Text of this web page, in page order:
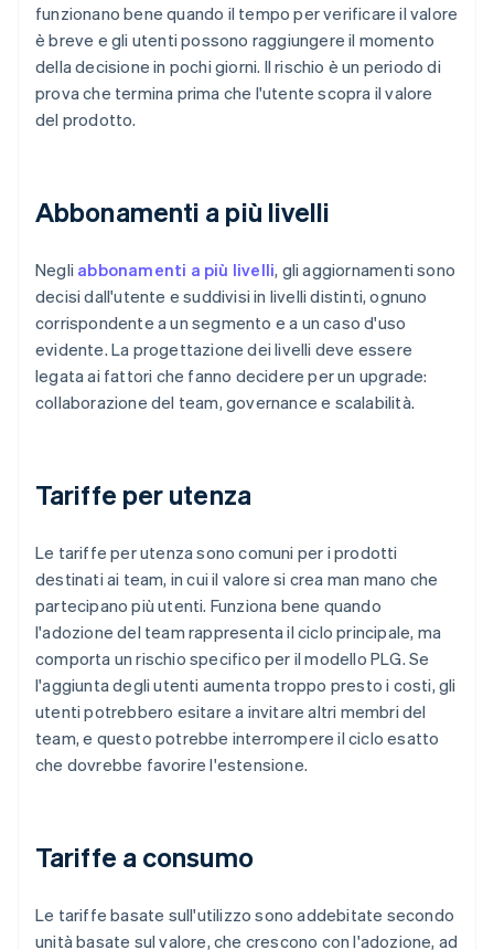
funzionano bene quando il tempo per verificare il valore
è breve e gli utenti possono raggiungere il momento
della decisione in pochi giorni. Il rischio è un periodo di
prova che termina prima che l'utente scopra il valore
del prodotto.
Abbonamenti a più livelli
Negli abbonamenti a più livelli, gli aggiornamenti sono
decisi dall'utente e suddivisi in livelli distinti, ognuno
corrispondente a un segmento e a un caso d'uso
evidente. La progettazione dei livelli deve essere
legata ai fattori che fanno decidere per un upgrade:
collaborazione del team, governance e scalabilità.
Tariffe per utenza
Le tariffe per utenza sono comuni per i prodotti
destinati ai team, in cui il valore si crea man mano che
partecipano più utenti. Funziona bene quando
l'adozione del team rappresenta il ciclo principale, ma
comporta un rischio specifico per il modello PLG. Se
l'aggiunta degli utenti aumenta troppo presto i costi, gli
utenti potrebbero esitare a invitare altri membri del
team, e questo potrebbe interrompere il ciclo esatto
che dovrebbe favorire l'estensione.
Tariffe a consumo
Le tariffe basate sull'utilizzo sono addebitate secondo
unità basate sul valore, che crescono con l'adozione, ad